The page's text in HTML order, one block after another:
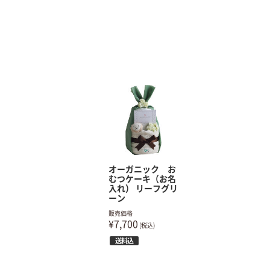
オーガニック お
むつケーキ（お名
入れ） リーフグリ
ーン
販売価格
¥7,700 (税込)
送料込